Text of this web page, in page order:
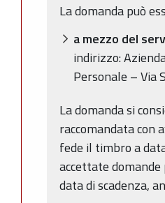
La domanda può
a mezzo del
indirizzo:
Personale – Via
La domanda si
raccomandata con
fede il timbro a
accettate
data di scadenza,